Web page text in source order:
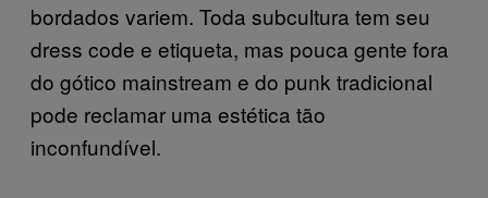
bordados variem. Toda subcultura tem seu
dress code e etiqueta, mas pouca gente fora
do gótico mainstream e do punk tradicional
pode reclamar uma estética tão
inconfundível.